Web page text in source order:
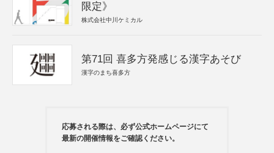
限定》
株式会社中川ケミカル
第71回 喜多方発感じる漢字あそび
漢字のまち喜多方
応募される際は、必ず公式ホームページにて
最新の開催情報をご確認ください。